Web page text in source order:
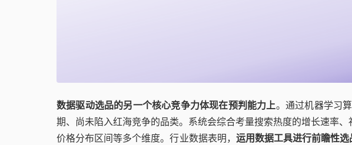
数据驱动选品的另一个核心竞争力体现在预判能力上。通过机器学习
期、尚未陷入红海竞争的品类。系统会综合考量搜索热度的增长速率、
价格分布区间等多个维度。行业数据表明， 运用数据工具进行前瞻性